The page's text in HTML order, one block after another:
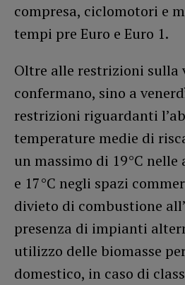
compresa, ciclomotori e
tempi pre Euro e Euro 1.
Oltre alle restrizioni sulla
confermano, sino a
restrizioni riguardanti
temperature medie di
un massimo di 19°C
e 17°C negli spazi
divieto di combustione
presenza di impianti
utilizzo delle biomasse
domestico, in caso di